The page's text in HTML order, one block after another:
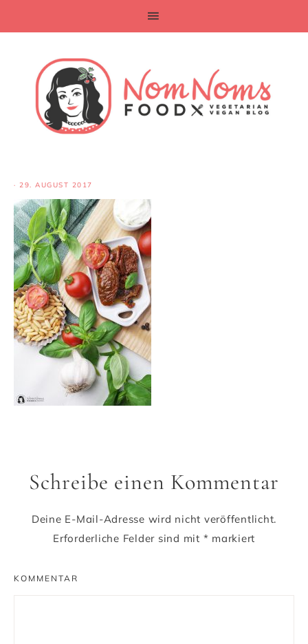
· 29. AUGUST 2017
Schreibe einen Kommentar
Deine E-Mail-Adresse wird nicht veröffentlicht.
Erforderliche Felder sind mit * markiert
KOMMENTAR